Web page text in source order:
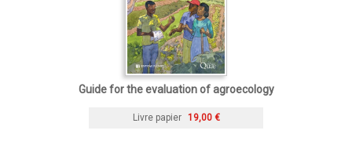
Guide for the evaluation of agroecology
Livre papier 19,00 €